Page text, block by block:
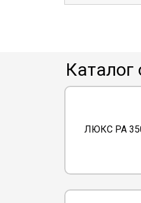
Каталог
ЛЮКС РА